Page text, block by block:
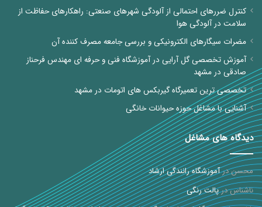
کنترل ضررهای احتمالی از آلودگی شهرهای صنعتی: راهکارهای حفاظت از
سلامت در آلودگی هوا
مضرات سیگارهای الکترونیکی و بررسی جامعه مصرف کننده آن
آموزش تخصصی گل آرایی در آموزشگاه فنی و حرفه ای مهندس فرحناز
صادقی در مشهد
تخصصی ترین تعمیرگاه گیربکس های اتومات در مشهد
آشنایی با مشاغل حوزه حیوانات خانگی
دیدگاه های مشاغل
محسندرآموزشگاه رانندگی ارشاد
ناشناسدرپالت رنگی